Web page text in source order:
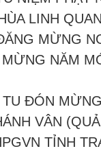
LINH
MỪNG
NĂM
ĐÓN
VÂN
TỈNH